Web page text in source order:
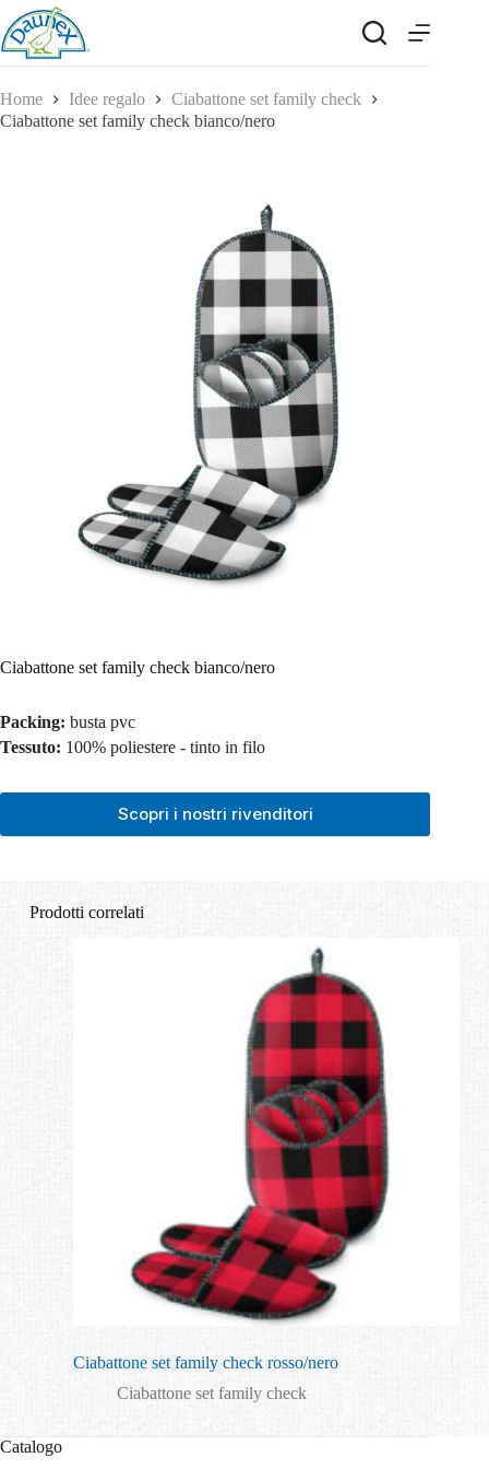
Salta
al
contenuto
Home Idee regalo
Ciabattone set family check
Ciabattone set family check bianco/nero
Ciabattone set family check bianco/nero
Packing: busta pvc
Tessuto: 100% poliestere - tinto in filo
Scopri i nostri rivenditori
Prodotti correlati
Ciabattone set family check rosso/nero
Ciabattone set family check
Catalogo